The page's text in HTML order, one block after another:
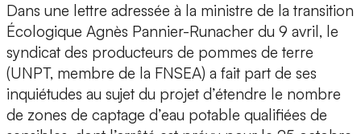
Dans une lettre adressée à la ministre de la transition
Écologique Agnès Pannier-Runacher du 9 avril, le
syndicat des producteurs de pommes de terre
(UNPT, membre de la FNSEA) a fait part de ses
inquiétudes au sujet du projet d’étendre le nombre
de zones de captage d’eau potable qualifiées de